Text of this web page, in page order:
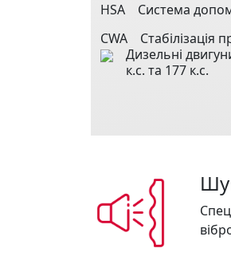
HSA
Система
CWA
Стабілізація
Дизельні
к.с. та 177 к.с.